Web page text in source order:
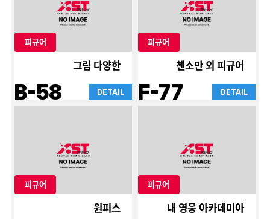
피규어
그림 다양한
B-58 DETAIL
피규어
첸소만 외 피규어
F-77 DETAIL
피규어
원피스
피규어
내 영웅 아카데미아